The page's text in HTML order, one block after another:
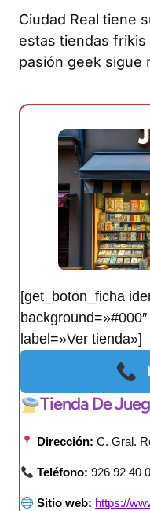
Ciudad Real tiene
estas tiendas
pasión geek sigue
[get_boton_ficha
label=»Ver tienda»]
Tienda De
Dirección: C. Gral.
Teléfono: 926 92 40
Sitio web: https://